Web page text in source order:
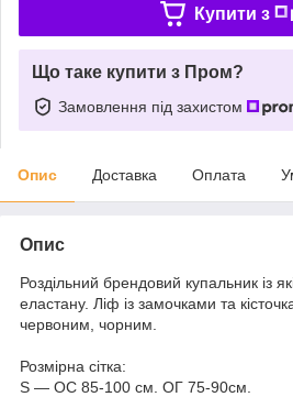
Купити з
Що таке купити з Пром?
Замовлення під захистом
Опис Доставка Оплата
Опис
Роздільний брендовий купальник із
еластану. Ліф із замочками та
червоним, чорним.
Розмірна сітка:
S — ОС 85-100 см. ОГ 75-90см.